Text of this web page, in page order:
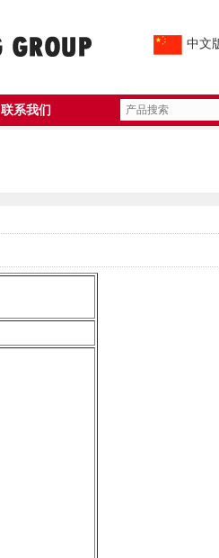
中文
联系我们